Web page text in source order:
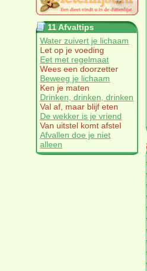
11 Afvaltips
Water zuivert je lichaam
Let op je voeding
Eet met regelmaat
Wees een doorzetter
Beweeg je lichaam
Ken je maten
Drinken, drinken, drinken
Val af, maar blijf eten
De wekker is je vriend
Van uitstel komt afstel
Afvallen doe je niet
alleen